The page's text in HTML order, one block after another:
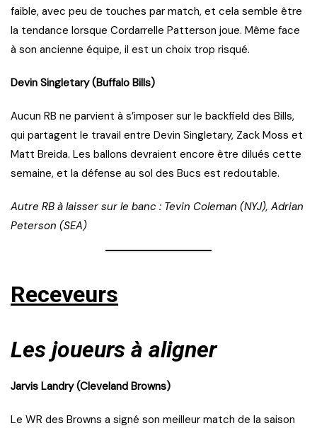
faible, avec peu de touches par match, et cela semble être
la tendance lorsque Cordarrelle Patterson joue. Même face
à son ancienne équipe, il est un choix trop risqué.
Devin Singletary (Buffalo Bills)
Aucun RB ne parvient à s’imposer sur le backfield des Bills,
qui partagent le travail entre Devin Singletary, Zack Moss et
Matt Breida. Les ballons devraient encore être dilués cette
semaine, et la défense au sol des Bucs est redoutable.
Autre RB à laisser sur le banc : Tevin Coleman (NYJ), Adrian
Peterson (SEA)
Receveurs
Les joueurs à aligner
Jarvis Landry (Cleveland Browns)
Le WR des Browns a signé son meilleur match de la saison